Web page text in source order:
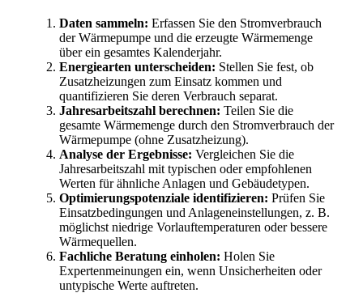
Daten sammeln: Erfassen Sie den Stromverbrauch
der Wärmepumpe und die erzeugte Wärmemenge
über ein gesamtes Kalenderjahr.
Energiearten unterscheiden: Stellen Sie fest, ob
Zusatzheizungen zum Einsatz kommen und
quantifizieren Sie deren Verbrauch separat.
Jahresarbeitszahl berechnen: Teilen Sie die
gesamte Wärmemenge durch den Stromverbrauch der
Wärmepumpe (ohne Zusatzheizung).
Analyse der Ergebnisse: Vergleichen Sie die
Jahresarbeitszahl mit typischen oder empfohlenen
Werten für ähnliche Anlagen und Gebäudetypen.
Optimierungspotenziale identifizieren: Prüfen Sie
Einsatzbedingungen und Anlageneinstellungen, z. B.
möglichst niedrige Vorlauftemperaturen oder bessere
Wärmequellen.
Fachliche Beratung einholen: Holen Sie
Expertenmeinungen ein, wenn Unsicherheiten oder
untypische Werte auftreten.